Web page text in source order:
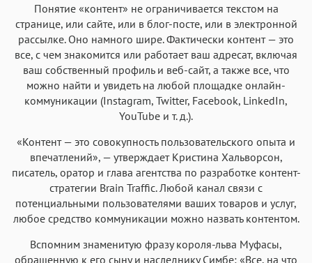
Понятие «контент» не ограничивается текстом на
странице, или сайте, или в блог-посте, или в электронной
рассылке. Оно намного шире. Фактически контент — это
все, с чем знакомится или работает ваш адресат, включая
ваш собственный профиль и веб-сайт, а также все, что
можно найти и увидеть на любой площадке онлайн-
коммуникации (Instagram, Twitter, Facebook, LinkedIn,
YouTube и т. д.).
«Контент — это совокупность пользовательского опыта и
впечатлений», — утверждает Кристина Хальворсон,
писатель, оратор и глава агентства по разработке контент-
стратегии Brain Traffic. Любой канал связи с
потенциальными пользователями ваших товаров и услуг,
любое средство коммуникации можно назвать контентом.
Вспомним знаменитую фразу короля-льва Муфасы,
обращенную к его сыну и наследнику Симбе: «Все, на что